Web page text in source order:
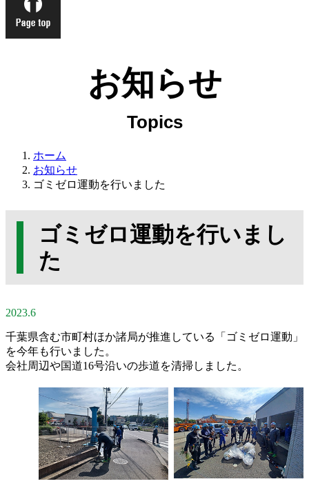
お知らせ
ホーム
お知らせ
ゴミゼロ運動を行いました
ゴミゼロ運動を行いまし
た
2023.6
千葉県含む市町村ほか諸局が推進している「ゴミゼロ運動」
を今年も行いました。
会社周辺や国道16号沿いの歩道を清掃しました。